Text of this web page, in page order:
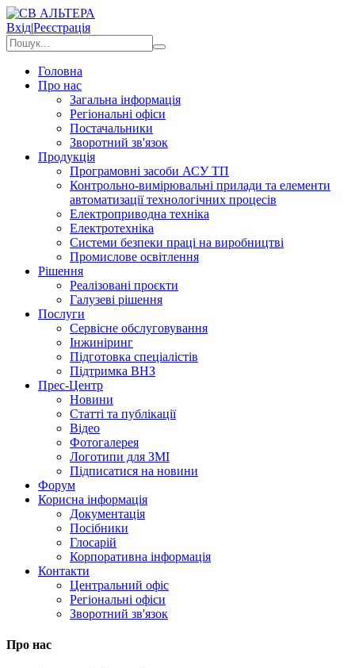
Вхід|Реєстрація
Головна
Про нас
Загальна інформація
Регіональні офіси
Постачальники
Зворотний зв'язок
Продукція
Програмовні засоби АСУ ТП
Контрольно-вимірювальні прилади та елементи
автоматизації технологічних процесів
Електроприводна техніка
Електротехніка
Системи безпеки праці на виробництві
Промислове освітлення
Рішення
Реалізовані проєкти
Галузеві рішення
Послуги
Сервісне обслуговування
Інжиніринг
Підготовка спеціалістів
Підтримка ВНЗ
Прес-Центр
Новини
Статті та публікації
Відео
Фотогалерея
Логотипи для ЗМІ
Підписатися на новини
Форум
Корисна інформація
Документація
Посібники
Глосарій
Корпоративна інформація
Контакти
Центральний офіс
Регіональні офіси
Зворотний зв'язок
Про нас